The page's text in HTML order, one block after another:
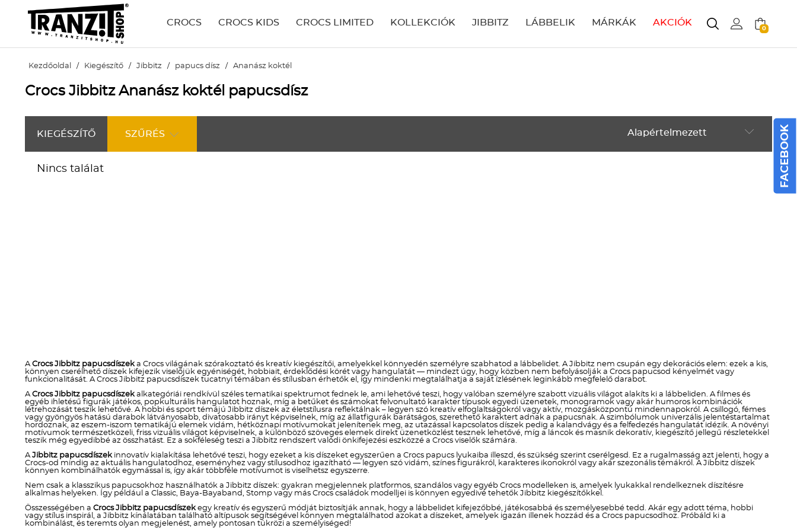
CROCS CROCS KIDS CROCS LIMITED KOLLEKCIÓK JIBBITZ LÁBBELIK MÁRKÁK AKCIÓK
0
Kezdőoldal / Kiegészítő / Jibbitz / papucs dísz / Ananász koktél
Crocs Jibbitz Ananász koktél papucsdísz
KIEGÉSZÍTŐ SZŰRÉS Alapértelmezett
Alapértelmezett
Nyári új termékek előre
Nincs találat
ACrocs Jibbitz papucsdíszeka Crocs világának szórakoztató és kreatív kiegészítői, amelyekkel könnyedén személyre szabhatod a lábbelidet. A Jibbitz nem csupán egy dekorációs elem: ezek a kis,
könnyen cserélhető díszek kifejezik viselőjük egyéniségét, hobbiait, érdeklődési körét vagy hangulatát — mindezt úgy, hogy közben nem befolyásolják a Crocs papucsod kényelmét vagy
funkcionalitását. A Crocs Jibbitz papucsdíszek tucatnyi témában és stílusban érhetők el, így mindenki megtalálhatja a saját ízlésének leginkább megfelelő darabot.
ACrocs Jibbitz papucsdíszekalkategóriái rendkívül széles tematikai spektrumot fednek le, ami lehetővé teszi, hogy valóban személyre szabott vizuális világot alakíts ki a lábbeliden. A filmes és
egyéb ihletésű figurák játékos, popkulturális hangulatot hoznak, míg a betűket és számokat felvonultató karakter típusok egyedi üzenetek, monogramok vagy akár humoros kombinációk
létrehozását teszik lehetővé. A hobbi és sport témájú Jibbitz díszek az életstílusra reflektálnak – legyen szó kreatív elfoglaltságokról vagy aktív, mozgásközpontú mindennapokról. A csillogó, fémes
vagy gyöngyös hatású darabok látványosabb, divatosabb irányt képviselnek, míg az állatfigurák barátságos, szerethető karaktert adnak a papucsnak. A szimbólumok univerzális jelentéstartalmat
hordoznak, az eszem-iszom tematikájú elemek vidám, hétköznapi motívumokat jelenítenek meg, az utazással kapcsolatos díszek pedig a kalandvágy és a felfedezés hangulatát idézik. A növényi
motívumok természetközeli, friss vizuális világot képviselnek, a különböző szöveges elemek direkt üzenetközlést tesznek lehetővé, míg a láncok és masnik dekoratív, kiegészítő jellegű részletekkel
teszik még egyedibbé az összhatást. Ez a sokféleség teszi a Jibbitz rendszert valódi önkifejezési eszközzé a Crocs viselők számára.
AJibbitz papucsdíszekinnovatív kialakítása lehetővé teszi, hogy ezeket a kis díszeket egyszerűen a Crocs papucs lyukaiba illeszd, és szükség szerint cserélgesd. Ez a rugalmasság azt jelenti, hogy a
Crocs-od mindig az aktuális hangulatodhoz, eseményhez vagy stílusodhoz igazítható — legyen szó vidám, színes figurákról, karakteres ikonokról vagy akár szezonális témákról. A Jibbitz díszek
könnyen kombinálhatók egymással is, így akár többféle motívumot is viselhetsz egyszerre.
Nem csak a klasszikus papucsokhoz használhatók a Jibbitz díszek: gyakran megjelennek platformos, szandálos vagy egyéb Crocs modelleken is, amelyek lyukakkal rendelkeznek díszítésre
alkalmas helyeken. Így például a Classic, Baya-Bayaband, Stomp vagy más Crocs családok modelljei is könnyen egyedivé tehetők Jibbitz kiegészítőkkel.
Összességében a Crocs Jibbitz papucsdíszekegy kreatív és egyszerű módját biztosítják annak, hogy a lábbelidet kifejezőbbé, játékosabbá és személyesebbé tedd. Akár egy adott téma, hobbi
vagy stílus inspirál, a Jibbitz kínálatában található altípusok segítségével könnyen megtalálhatod azokat a díszeket, amelyek igazán illenek hozzád és a Crocs papucsodhoz. Próbáld ki a
kombinálást, és teremts olyan megjelenést, amely pontosan tükrözi a személyiséged!
FACEBOOK